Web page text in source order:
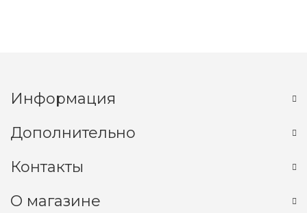
Информация
Дополнительно
Контакты
О магазине